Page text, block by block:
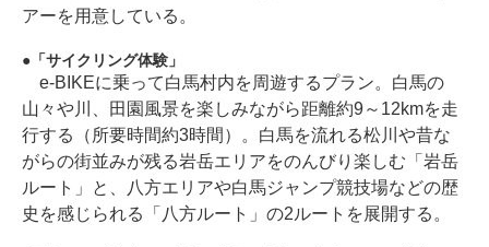
アーを用意している。
「サイクリング体験」
e-BIKEに乗って白馬村内を周遊するプラン。白馬の
山々や川、田園風景を楽しみながら距離約9～12kmを走
行する（所要時間約3時間）。白馬を流れる松川や昔な
がらの街並みが残る岩岳エリアをのんびり楽しむ「岩岳
ルート」と、八方エリアや白馬ジャンプ競技場などの歴
史を感じられる「八方ルート」の2ルートを展開する。